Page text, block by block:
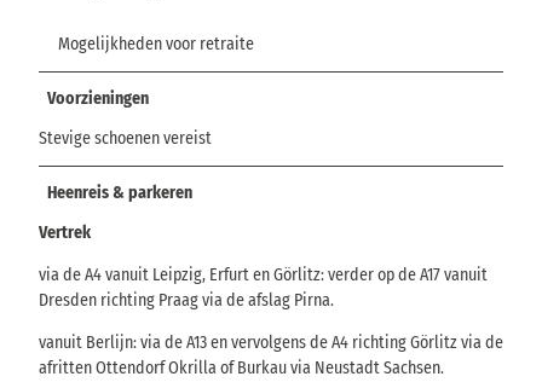
Mogelijkheden voor retraite
Voorzieningen
Stevige schoenen vereist
Heenreis & parkeren
Vertrek
via de A4 vanuit Leipzig, Erfurt en Görlitz: verder op de A17 vanuit
Dresden richting Praag via de afslag Pirna.
vanuit Berlijn: via de A13 en vervolgens de A4 richting Görlitz via de
afritten Ottendorf Okrilla of Burkau via Neustadt Sachsen.